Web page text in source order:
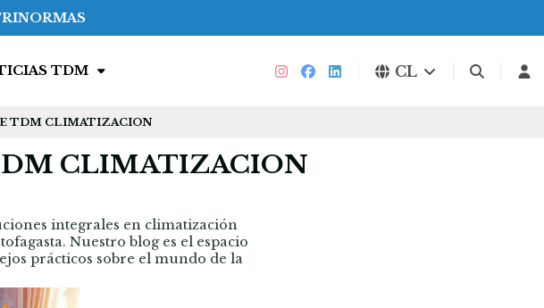
TDM CL
TDM CLIMATIZACION
CLIMATIZACION
integrales en climatización
Nuestro blog es el espacio
prácticos sobre el mundo de la